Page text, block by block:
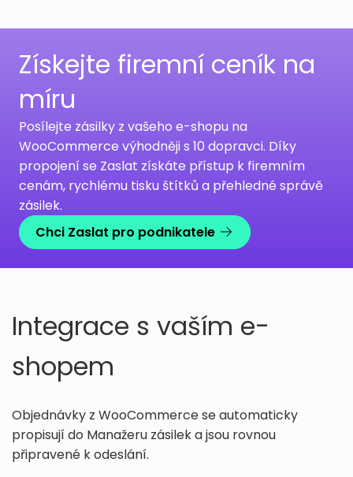
Získejte firemní ceník na
míru
Posílejte zásilky z vašeho e-shopu na
WooCommerce výhodněji s 10 dopravci. Díky
propojení se Zaslat získáte přístup k firemním
cenám, rychlému tisku štítků a přehledné správě
zásilek.
Chci Zaslat pro podnikatele
Integrace s vaším e-
shopem
Objednávky z WooCommerce se automaticky
propisují do Manažeru zásilek a jsou rovnou
připravené k odeslání.